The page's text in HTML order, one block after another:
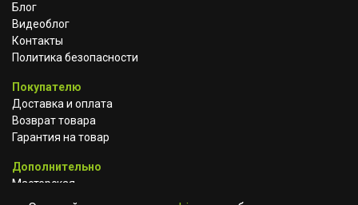
Блог
Видеоблог
Контакты
Политика безопасности
Покупателю
Доставка и оплата
Возврат товара
Гарантия на товар
Дополнительно
Мастерская
Сотрудничество